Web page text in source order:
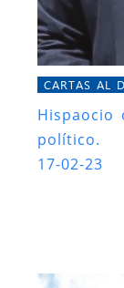
CARTAS AL
Hispaocio
político.
17-02-23